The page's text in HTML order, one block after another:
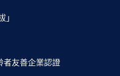
者友善企業認證